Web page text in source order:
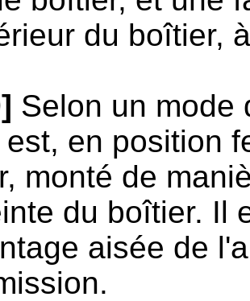
du boîtier,
Selon un mode
en position
monté de
du boîtier. Il
aisée de